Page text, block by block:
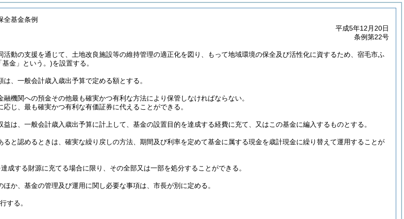
全基金条例
平成5年12月20日
条例第22号
活動の支援を通じて、土地改良施設等の維持管理の適正化を図り、もって地域環境の保全及び活性化に資するため、宿毛市ふ
基金」という。)を設置する。
、一般会計歳入歳出予算で定める額とする。
融機関への預金その他最も確実かつ有利な方法により保管しなければならない。
じ、最も確実かつ有利な有価証券に代えることができる。
益は、一般会計歳入歳出予算に計上して、基金の設置目的を達成する経費に充て、又はこの基金に編入するものとする。
ると認めるときは、確実な繰り戻しの方法、期間及び利率を定めて基金に属する現金を歳計現金に繰り替えて運用することが
成する財源に充てる場合に限り、その全部又は一部を処分することができる。
ほか、基金の管理及び運用に関し必要な事項は、市長が別に定める。
する。